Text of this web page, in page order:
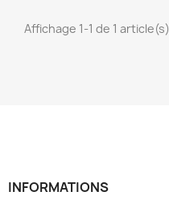
Affichage 1-1 de 1 article(s)
INFORMATIONS